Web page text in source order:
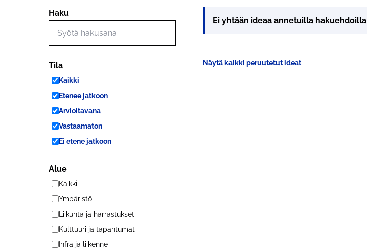
Haku
Tila
Kaikki
Etenee jatkoon
Arvioitavana
Vastaamaton
Ei etene jatkoon
Alue
Kaikki
Ympäristö
Liikunta ja harrastukset
Kulttuuri ja tapahtumat
Infra ja liikenne
Ei yhtään ideaa annetuilla hakuehdoilla
Näytä kaikki peruutetut ideat